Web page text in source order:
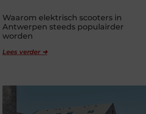
Waarom elektrisch scooters in
Antwerpen steeds populairder
worden
Lees verder ➜